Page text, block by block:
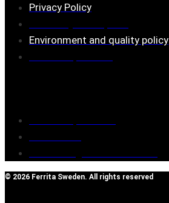
Privacy Policy
Environment and quality policy
© 2026 Ferrita Sweden. All rights reserved